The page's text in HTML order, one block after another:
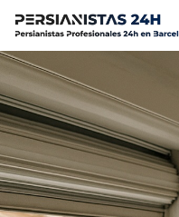
Saltar
al
contenido